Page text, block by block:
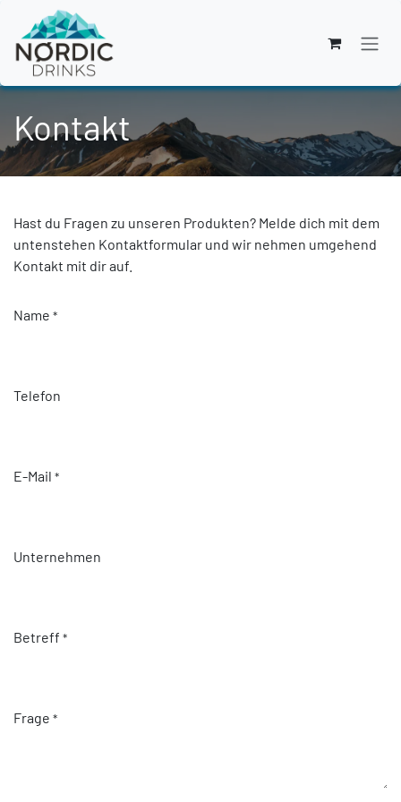
Zum Inhalt springen
Kontakt
Hast du Fragen zu unseren Produkten? Melde dich mit dem
untenstehen Kontaktformular und wir nehmen umgehend
Kontakt mit dir auf.
Name *
Telefon
E-Mail *
Unternehmen
Betreff *
Frage *